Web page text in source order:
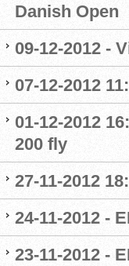
Danish Open
09-12-2012 -
07-12-2012
01-12-2012
200 fly
27-11-2012
24-11-2012 -
23-11-2012 -